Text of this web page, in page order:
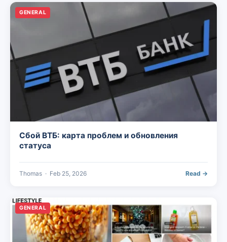
GENERAL
Сбой ВТБ: карта проблем и обновления
статуса
Thomas · Feb 25, 2026 Read →
GENERAL